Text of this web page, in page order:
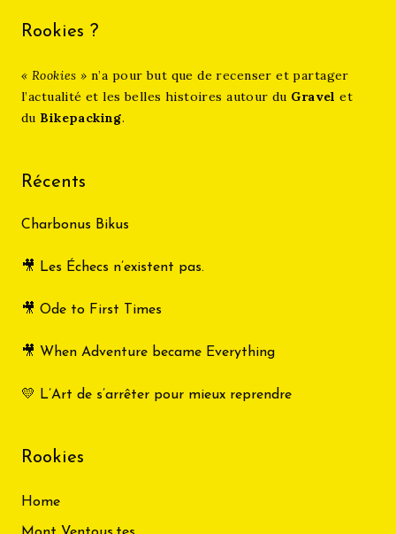
Rookies ?
« Rookies »n’a pour but que de recenser et partager
l’actualité et les belles histoires autour du Gravel et
du Bikepacking.
Récents
Charbonus Bikus
🎥 Les Échecs n’existent pas.
🎥 Ode to First Times
🎥 When Adventure became Everything
💛 L’Art de s’arrêter pour mieux reprendre
Rookies
Home